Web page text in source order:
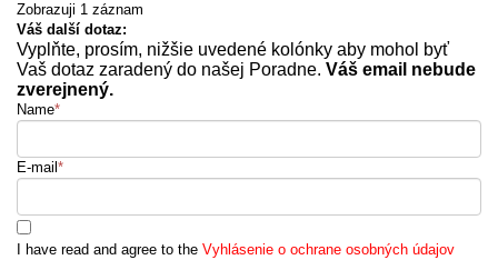
Zobrazuji 1 záznam
Váš další dotaz:
Vyplňte, prosím, nižšie uvedené kolónky aby mohol byť
Vaš dotaz zaradený do našej Poradne. Váš email nebude
zverejnený.
Name*
E-mail *
I have read and agree to the Vyhlásenie o ochrane osobných údajov